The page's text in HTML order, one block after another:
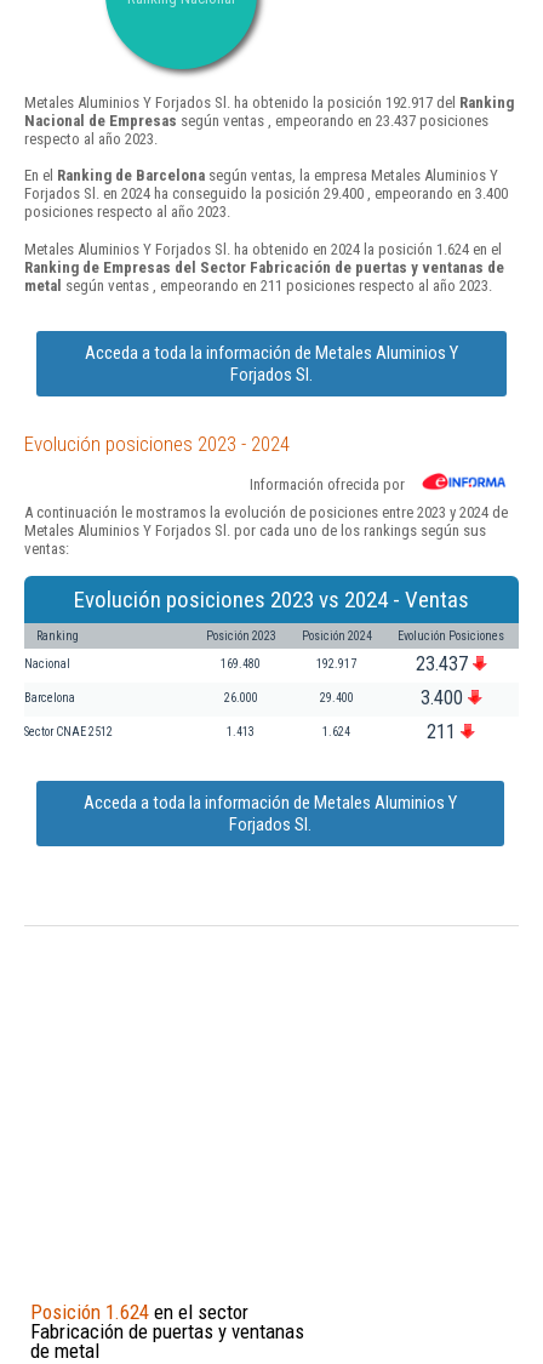
Metales Aluminios Y Forjados Sl. ha obtenido la posición 192.917 del Ranking
Nacional de Empresas según ventas , empeorando en 23.437 posiciones
respecto al año 2023.
En el Ranking de Barcelona según ventas, la empresa Metales Aluminios Y
Forjados Sl. en 2024 ha conseguido la posición 29.400 , empeorando en 3.400
posiciones respecto al año 2023.
Metales Aluminios Y Forjados Sl. ha obtenido en 2024 la posición 1.624 en el
Ranking de Empresas del Sector Fabricación de puertas y ventanas de
metal según ventas , empeorando en 211 posiciones respecto al año 2023.
Acceda a toda la información de Metales Aluminios Y
Forjados Sl.
Evolución posiciones 2023 - 2024
Información ofrecida por
A continuación le mostramos la evolución de posiciones entre 2023 y 2024 de
Metales Aluminios Y Forjados Sl. por cada uno de los rankings según sus
ventas:
Evolución posiciones 2023 vs 2024 - Ventas
Ranking Posición 2023 Posición 2024 Evolución Posiciones
Nacional 169.480 192.917 23.437
Barcelona 26.000 29.400 3.400
Sector CNAE 2512 1.413 1.624 211
Acceda a toda la información de Metales Aluminios Y
Forjados Sl.
Posición 1.624 en el sector
Fabricación de puertas y ventanas
de metal